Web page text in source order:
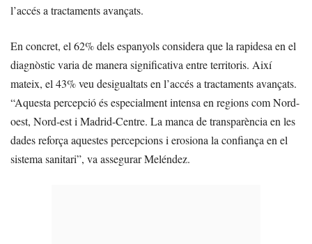
l’accés a tractaments avançats.
En concret, el 62% dels espanyols considera que la rapidesa en el
diagnòstic varia de manera significativa entre territoris. Així
mateix, el 43% veu desigualtats en l’accés a tractaments avançats.
“Aquesta percepció és especialment intensa en regions com Nord-
oest, Nord-est i Madrid-Centre. La manca de transparència en les
dades reforça aquestes percepcions i erosiona la confiança en el
sistema sanitari”, va assegurar Meléndez.